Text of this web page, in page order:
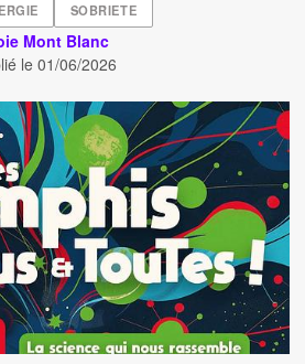
SOBRIETE
Mont Blanc
le01/06/2026